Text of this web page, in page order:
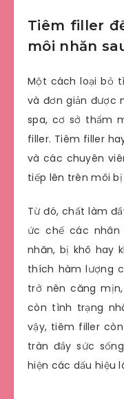
Tiêm filler
môi nhăn
Một cách loại bỏ
và đơn giản được
spa, cơ sở thẩm
filler. Tiêm filler
và các chuyên
tiếp lên trên môi
Từ đó, chất làm
ức chế các
nhăn, bị khô hay
thích hàm lượng
trở nên căng
còn tình trạng
vậy, tiêm filler
tràn đầy sức
hiện các dấu hiệu